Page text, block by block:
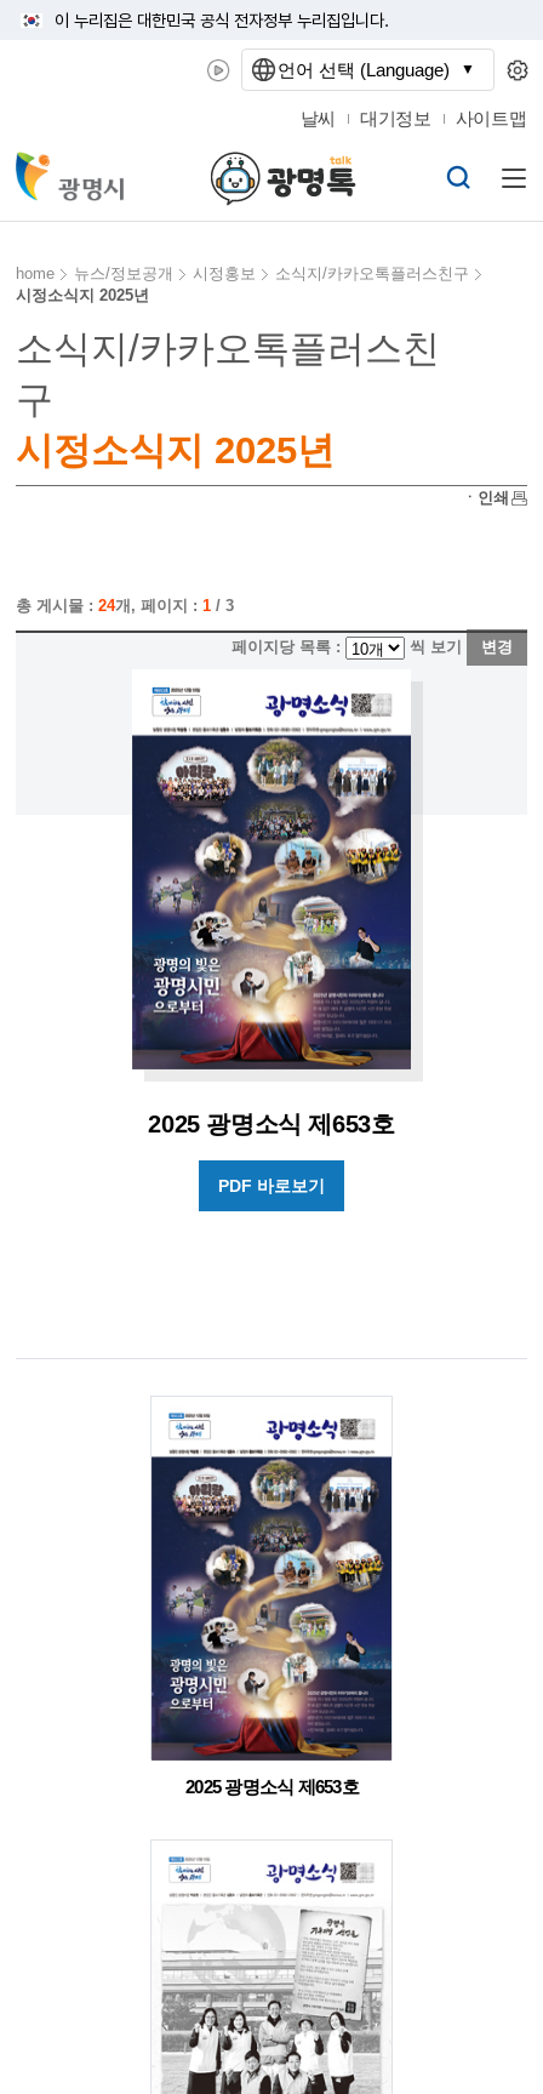
이 누리집은 대한민국 공식 전자정부 누리집입니다.
날씨 대기정보 사이트맵
home 뉴스/정보공개 시정홍보
소식지/카카오톡플러스친구
시정소식지 2025년
소식지/카카오톡플러스친
구
시정소식지 2025년
ㆍ인쇄
총 게시물 :24개, 페이지 :1 / 3
페이지당 목록 : 씩 보기 변경
2025 광명소식 제653호
PDF 바로보기
2025 광명소식 제653호
언어 선택 (Language)